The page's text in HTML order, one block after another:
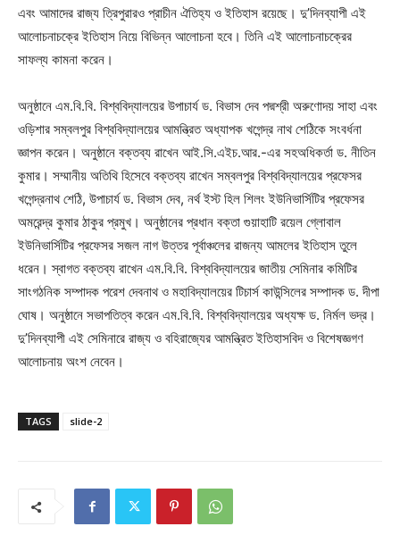
এবং আমাদের রাজ্য ত্রিপুরারও প্রাচীন ঐতিহ্য ও ইতিহাস রয়েছে। দু’দিনব্যাপী এই
আলোচনাচক্রে ইতিহাস নিয়ে বিভিন্ন আলোচনা হবে। তিনি এই আলোচনাচক্রের
সাফল্য কামনা করেন।
অনুষ্ঠানে এম.বি.বি. বিশ্ববিদ্যালয়ের উপাচার্য ড. বিভাস দেব পদ্মশ্রী অরুণোদয় সাহা এবং
ওড়িশার সম্বলপুর বিশ্ববিদ্যালয়ের আমন্ত্রিত অধ্যাপক খগেন্দ্র নাথ শেঠিকে সংবর্ধনা
জ্ঞাপন করেন। অনুষ্ঠানে বক্তব্য রাখেন আই.সি.এইচ.আর.-এর সহঅধিকর্তা ড. নীতিন
কুমার। সম্মানীয় অতিথি হিসেবে বক্তব্য রাখেন সম্বলপুর বিশ্ববিদ্যালয়ের প্রফেসর
খগেন্দ্রনাথ শেঠি, উপাচার্য ড. বিভাস দেব, নর্থ ইস্ট হিল শিলং ইউনিভার্সিটির প্রফেসর
অমরেন্দ্র কুমার ঠাকুর প্রমুখ। অনুষ্ঠানের প্রধান বক্তা গুয়াহাটি রয়েল গ্লোবাল
ইউনিভার্সিটির প্রফেসর সজল নাগ উত্তর পূর্বাঞ্চলের রাজন্য আমলের ইতিহাস তুলে
ধরেন। স্বাগত বক্তব্য রাখেন এম.বি.বি. বিশ্ববিদ্যালয়ের জাতীয় সেমিনার কমিটির
সাংগঠনিক সম্পাদক পরেশ দেবনাথ ও মহাবিদ্যালয়ের টিচার্স কাউন্সিলের সম্পাদক ড. দীপা
ঘোষ। অনুষ্ঠানে সভাপতিত্ব করেন এম.বি.বি. বিশ্ববিদ্যালয়ের অধ্যক্ষ ড. নির্মল ভদ্র।
দু’দিনব্যাপী এই সেমিনারে রাজ্য ও বহিরাজ্যের আমন্ত্রিত ইতিহাসবিদ ও বিশেষজ্ঞগণ
আলোচনায় অংশ নেবেন।
TAGS slide-2